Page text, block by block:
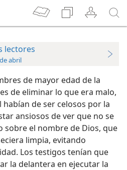
lectores
abril
de mayor edad de la
de eliminar lo que era malo,
de ser celosos por la
ansiosos de ver que no se
el nombre de Dios, que
limpia, evitando
Los testigos tenían que
la delantera en ejecutar la